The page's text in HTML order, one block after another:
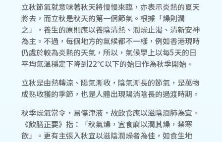
立秋節氣就意味著秋天將慢慢來臨，亦表示炎熱的夏天
將去，而立秋是秋天的第一個節氣。根據「燥則潤
之」，養生的原則應以養陰清熱、潤燥止渴、清新安神
為主。不過，每個地方的氣候都不一樣，例如香港現時
仍處於較為炎熱的天氣，所以，氣候學上以每5天的日
平均氣溫穩定下降到22℃以下的始日作為秋季開始。
立秋是由熱轉涼、陽氣漸收，陰氣漸長的節氣，是萬物
成熟收獲的季節，也是人體出現陽消陰長的過渡時期。
秋季燥氣當令，易傷津液，故飲食應以滋陰潤肺為宜。
《飲膳正要》指：「秋氣燥，宜食麻以潤其燥，禁寒
飲」。更有主張入秋宜以滋陰潤燥者為佳，如食生地